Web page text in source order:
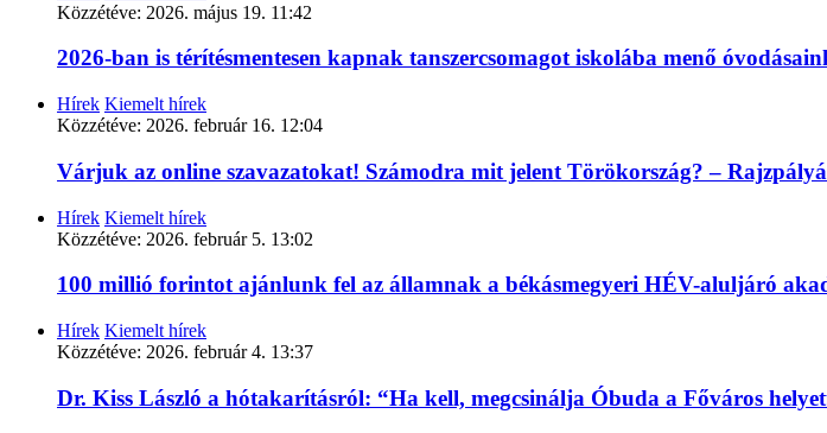
Közzétéve: 2026. május 19. 11:42
2026-ban is térítésmentesen kapnak tanszercsomagot iskolába menő
Hírek Kiemelt hírek
Közzétéve: 2026. február 16. 12:04
Várjuk az online szavazatokat! Számodra mit jelent Törökország? –
Hírek Kiemelt hírek
Közzétéve: 2026. február 5. 13:02
100 millió forintot ajánlunk fel az államnak a békásmegyeri HÉV-aluljáró
Hírek Kiemelt hírek
Közzétéve: 2026. február 4. 13:37
Dr. Kiss László a hótakarításról: “Ha kell, megcsinálja Óbuda a Főváros